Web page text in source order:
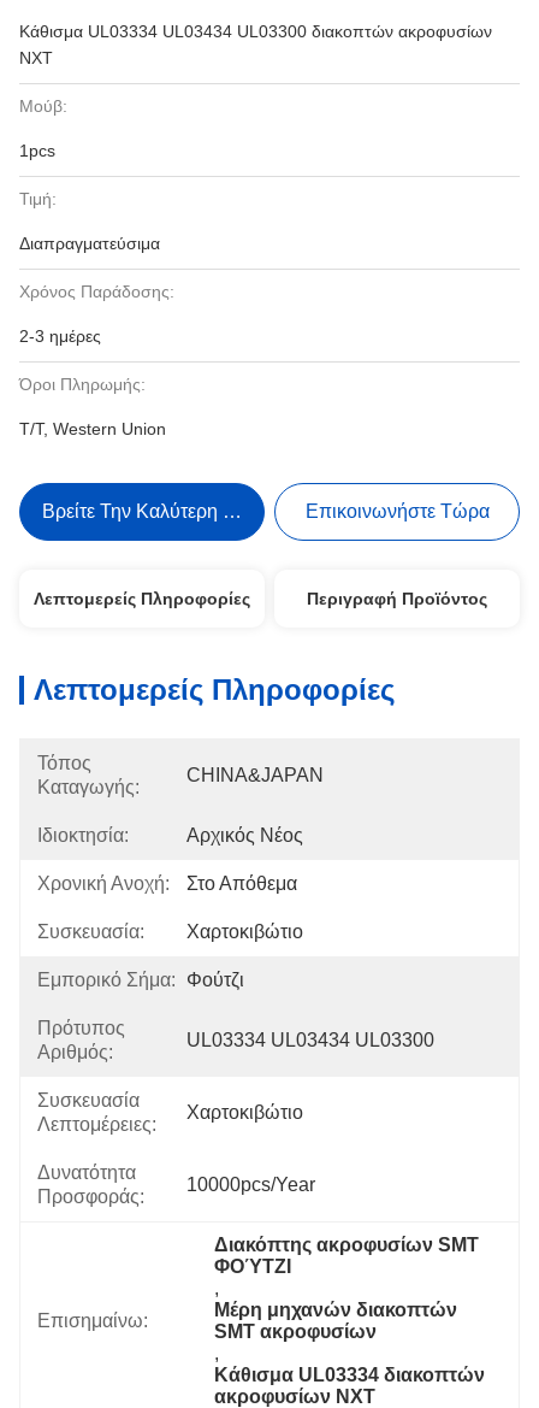
Κάθισμα UL03334 UL03434 UL03300 διακοπτών ακροφυσίων
NXT
Μούβ:
1pcs
Τιμή:
Διαπραγματεύσιμα
Χρόνος Παράδοσης:
2-3 ημέρες
Όροι Πληρωμής:
T/T, Western Union
Βρείτε Την Καλύτερη Τιμή Επικοινωνήστε Τώρα
Λεπτομερείς Πληροφορίες Περιγραφή Προϊόντος
Λεπτομερείς Πληροφορίες
Τόπος
Καταγωγής:
CHINA&JAPAN
Ιδιοκτησία: Αρχικός Νέος
Χρονική Ανοχή: Στο Απόθεμα
Συσκευασία: Χαρτοκιβώτιο
Εμπορικό Σήμα: Φούτζι
Πρότυπος
Αριθμός:
UL03334 UL03434 UL03300
Συσκευασία
Λεπτομέρειες:
Χαρτοκιβώτιο
Δυνατότητα
Προσφοράς:
10000pcs/Year
Επισημαίνω:
Διακόπτης ακροφυσίων SMT
ΦΟΎΤΖΙ
,
Μέρη μηχανών διακοπτών
SMT ακροφυσίων
,
Κάθισμα UL03334 διακοπτών
ακροφυσίων NXT